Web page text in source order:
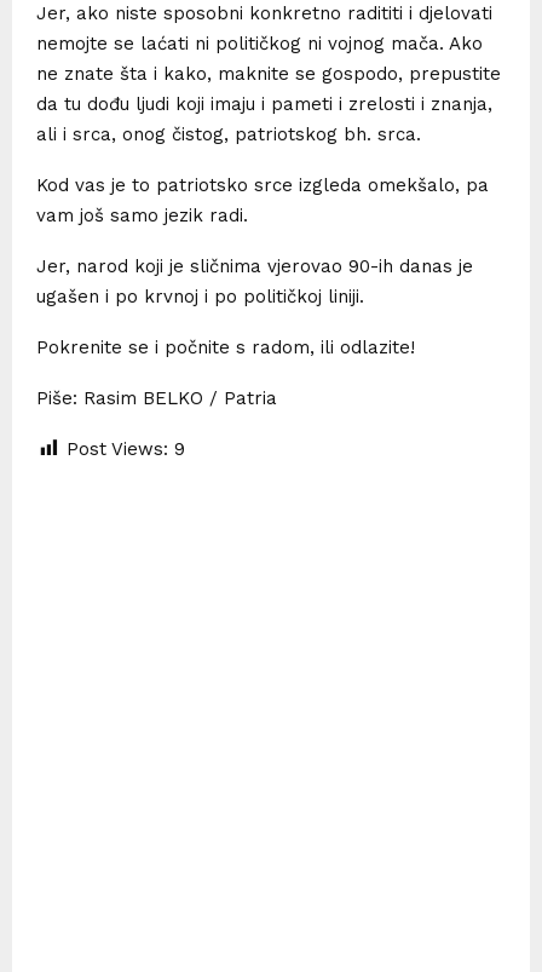
Jer, ako niste sposobni konkretno radititi i djelovati
nemojte se laćati ni političkog ni vojnog mača. Ako
ne znate šta i kako, maknite se gospodo, prepustite
da tu dođu ljudi koji imaju i pameti i zrelosti i znanja,
ali i srca, onog čistog, patriotskog bh. srca.
Kod vas je to patriotsko srce izgleda omekšalo, pa
vam još samo jezik radi.
Jer, narod koji je sličnima vjerovao 90-ih danas je
ugašen i po krvnoj i po političkoj liniji.
Pokrenite se i počnite s radom, ili odlazite!
Piše: Rasim BELKO / Patria
Post Views: 9